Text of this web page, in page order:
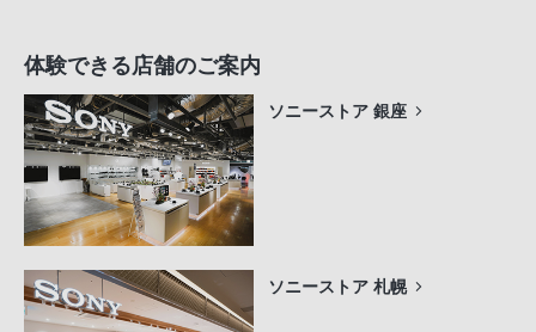
体験できる店舗のご案内
ソニーストア 銀座
ソニーストア 札幌